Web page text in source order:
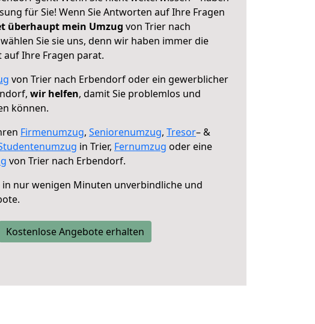
für Sie! Wenn Sie Antworten auf Ihre Fragen
überhaupt mein Umzug von Trier nach
Sie sie uns, denn wir haben immer die
Ihre Fragen parat.
von Trier nach Erbendorf oder ein gewerblicher
wir helfen, damit Sie problemlos und
können.
Firmenumzug, Seniorenumzug, Tresor– &
in Trier, Fernumzug oder eine
von Trier nach Erbendorf.
in nur wenigen Minuten unverbindliche und
Kostenlose Angebote erhalten